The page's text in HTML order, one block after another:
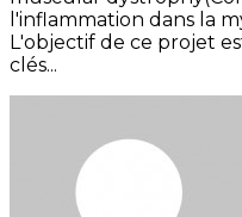
l'inflammation dans la
L'objectif de ce projet
clés...